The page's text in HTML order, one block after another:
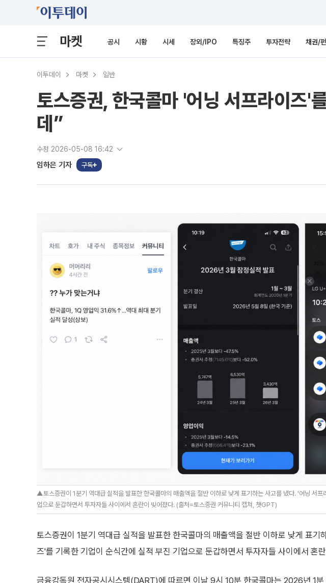
마켓 공시 시황 시세 장외/IPO 특징주 투자전략 채권/
이투데이 마켓 일반
토스증권, 한국콜마 '어닝 서프라이즈'
데”
수정 2026-05-08 16:42
임하은 기자 구독
▲토스증권이 1분기 역대급 실적을 발표한 한국콜마의 매출액을 절반 이하로 낮게 표기하는 사고를 냈다. '어닝 서프
업으로 둔갑하면서 투자자들 사이에서 혼란이 빚어졌다. (출처=토스증권 커뮤니티 캡쳐, 챗GPT)
토스증권이 1분기 역대급 실적을 발표한 한국콜마의 매출액을 절반 이하로 낮게 표기
즈'를 기록한 기업이 순식간에 실적 부진 기업으로 둔갑하면서 투자자들 사이에서 혼
금융감독원 전자공시시스템(DART)에 따르면 이날 9시 10분 한국콜마는 2026년 1분